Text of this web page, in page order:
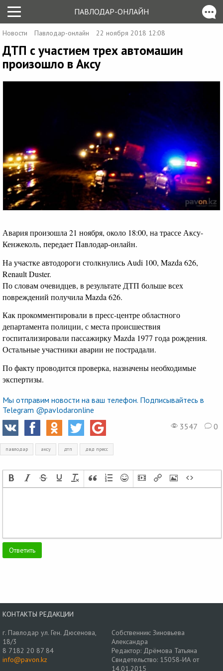
ПАВЛОДАР-ОНЛАЙН
Новости Павлодар-онлайн 22 ноября 2018 12:08
ДТП с участием трех автомашин
произошло в Аксу
Авария произошла 21 ноября, около 18:00, на трассе Аксу-
Кенжеколь, передает Павлодар-онлайн.
На участке автодороги столкнулись Audi 100, Mazda 626,
Renault Duster.
По словам очевидцев, в результате ДТП больше всех
повреждений получила Mazda 626.
Как прокомментировали в пресс-центре областного
департамента полиции, с места происшествия
госпитализировали пассажирку Mazda 1977 года рождения.
Остальные участники аварии не пострадали.
По факту проводится проверка, назначены необходимые
экспертизы.
Мы отправим новости на ваш телефон. Подписывайтесь в
Telegram @pavlodaronline
3547
0
павлодар аксу дтп двд пресс
КОНТАКТЫ РЕДАКЦИИ
г. Павлодар ул. Ген. Дюсенова,
18/3
8 7182 20 87 84
info@pavon.kz
Собственник: Зиновьева
Александра
Редактор: Дрёмова Татьяна
Свидетельство: 15058-ИА от
14.01.2015